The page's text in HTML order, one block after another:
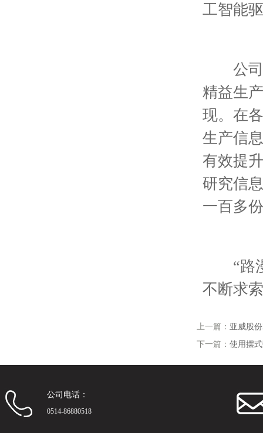
工智能
公司
精益生
现。在
生产信
有效提
研究信
一百多
“路漫
不断求
上一篇： 亚威股
下一篇： 使用摆
公司电话：
0514-86880518